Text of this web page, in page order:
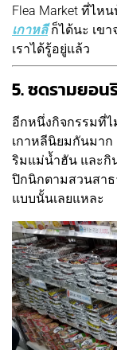
Flea Market ที่ไห
เกาหลีก็ได้นะ เขา
เราได้รู้อยู่แล้ว
5. ซดรามยอ
อีกหนึ่งกิจกรรมที่ไ
เกาหลีนิยมกันมาก
ริมแม่น้ำฮัน และกิ
ปิกนิกตามสวนสาธ
แบบนั้นเลยแหละ